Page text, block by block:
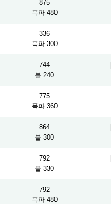
875
폭파 480
336
폭파 300
744
불 240
775
폭파 360
864
불 300
792
불 330
792
폭파 480